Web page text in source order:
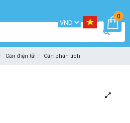
0
Cân điện tử Cân phân tích